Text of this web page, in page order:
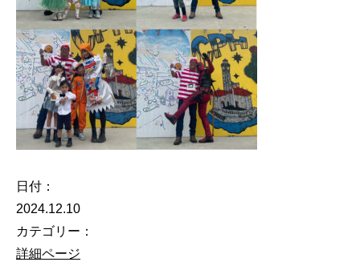
日付：
2024.12.10
カテゴリー：
詳細ページ